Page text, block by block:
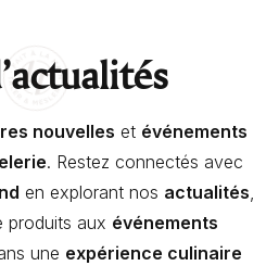
nouvelles et événements
. Restez connectés avec
en explorant nos actualités,
produits aux événements
une expérience culinaire